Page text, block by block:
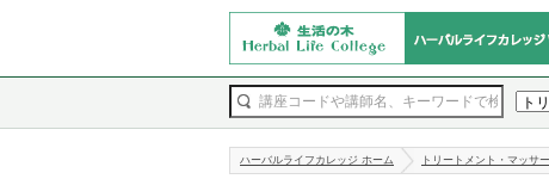
ハーバルライフカレッジ ホーム トリートメント・マッサ